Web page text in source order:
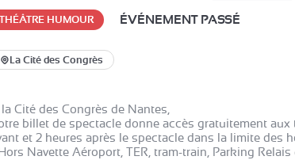
THÉÂTRE HUMOUR ÉVÉNEMENT PASSÉ
La Cité des Congrès
Cité des Congrès de Nantes,
billet de spectacle donne accès gratuitement
et 2 heures après le spectacle dans la limite des
Navette Aéroport, TER, tram-train, Parking